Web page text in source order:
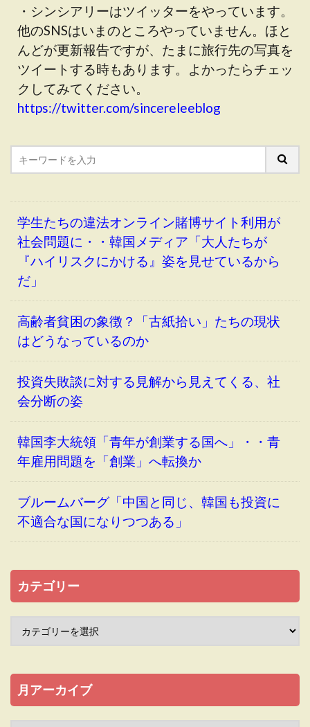
・シンシアリーはツイッターをやっています。
他のSNSはいまのところやっていません。ほと
んどが更新報告ですが、たまに旅行先の写真を
ツイートする時もあります。よかったらチェッ
クしてみてください。
https://twitter.com/sincereleeblog
学生たちの違法オンライン賭博サイト利用が
社会問題に・・韓国メディア「大人たちが
『ハイリスクにかける』姿を見せているから
だ」
高齢者貧困の象徴？「古紙拾い」たちの現状
はどうなっているのか
投資失敗談に対する見解から見えてくる、社
会分断の姿
韓国李大統領「青年が創業する国へ」・・青
年雇用問題を「創業」へ転換か
ブルームバーグ「中国と同じ、韓国も投資に
不適合な国になりつつある」
カテゴリー
月アーカイブ